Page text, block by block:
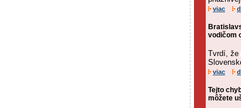
viac
vodičom
Tvrdí, že
viac
Tejto
môžete